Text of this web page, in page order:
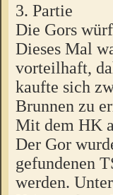
3. Partie
Die Gors
Dieses Mal
vorteilhaft,
kaufte sich
Brunnen zu
Mit dem HK
Der Gor
gefundenen
werden.